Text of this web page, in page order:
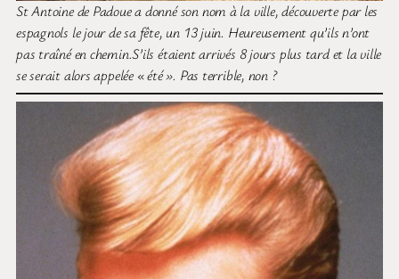
St Antoine de Padoue a donné son nom à la ville, découverte par les
espagnols le jour de sa fête, un 13 juin. Heureusement qu’ils n’ont
pas traîné en chemin.S’ils étaient arrivés 8 jours plus tard et la ville
se serait alors appelée « été ». Pas terrible, non ?